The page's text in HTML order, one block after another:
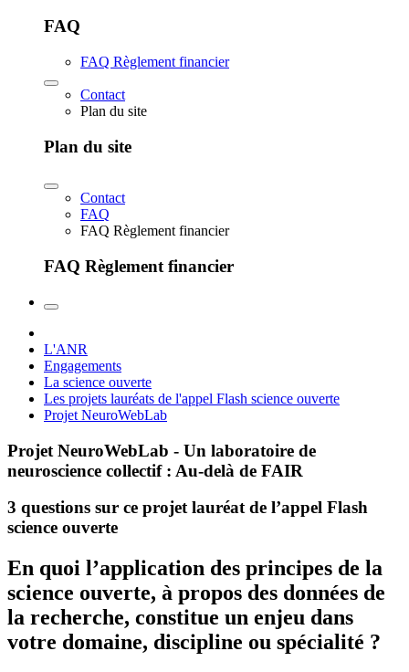
FAQ
FAQ Règlement financier
Contact
Plan du site
Plan du site
Contact
FAQ
FAQ Règlement financier
FAQ Règlement financier
L'ANR
Engagements
La science ouverte
Les projets lauréats de l'appel Flash science ouverte
Projet NeuroWebLab
Projet NeuroWebLab - Un laboratoire de
neuroscience collectif : Au-delà de FAIR
3 questions sur ce projet lauréat de l’appel Flash
science ouverte
En quoi l’application des principes de la
science ouverte, à propos des données de
la recherche, constitue un enjeu dans
votre domaine, discipline ou spécialité ?